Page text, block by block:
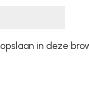
in deze